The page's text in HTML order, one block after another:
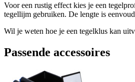
Voor een rustig effect kies je een
tegellijm gebruiken. De lengte is
Wil je weten hoe je een tegelklus kan
Passende accessoires